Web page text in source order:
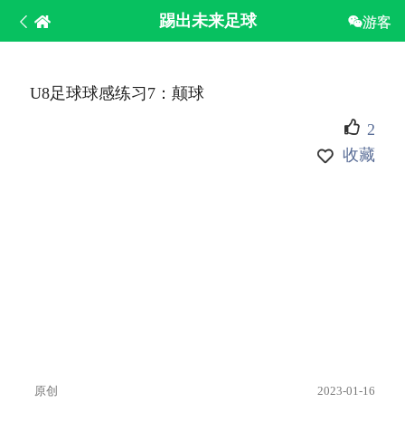
踢出未来足球 游客
U8足球球感练习7：颠球
2
收藏
原创 2023-01-16